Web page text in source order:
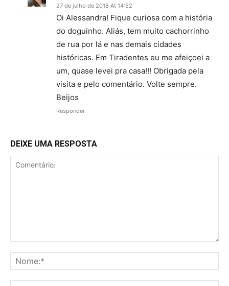
27 de julho de 2018 At 14:52
Oi Alessandra! Fique curiosa com a história
do doguinho. Aliás, tem muito cachorrinho
de rua por lá e nas demais cidades
históricas. Em Tiradentes eu me afeiçoei a
um, quase levei pra casa!!! Obrigada pela
visita e pelo comentário. Volte sempre.
Beijos
Responder
DEIXE UMA RESPOSTA